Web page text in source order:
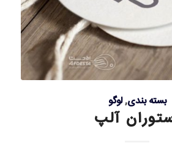
بسته بندی,لوگو
آلپ